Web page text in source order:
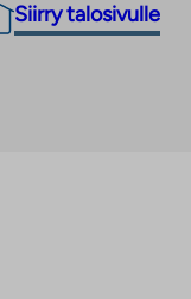
Siirry talosivulle